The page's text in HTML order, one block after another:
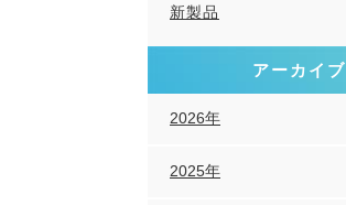
新製品
アーカイブ
2026年
2025年